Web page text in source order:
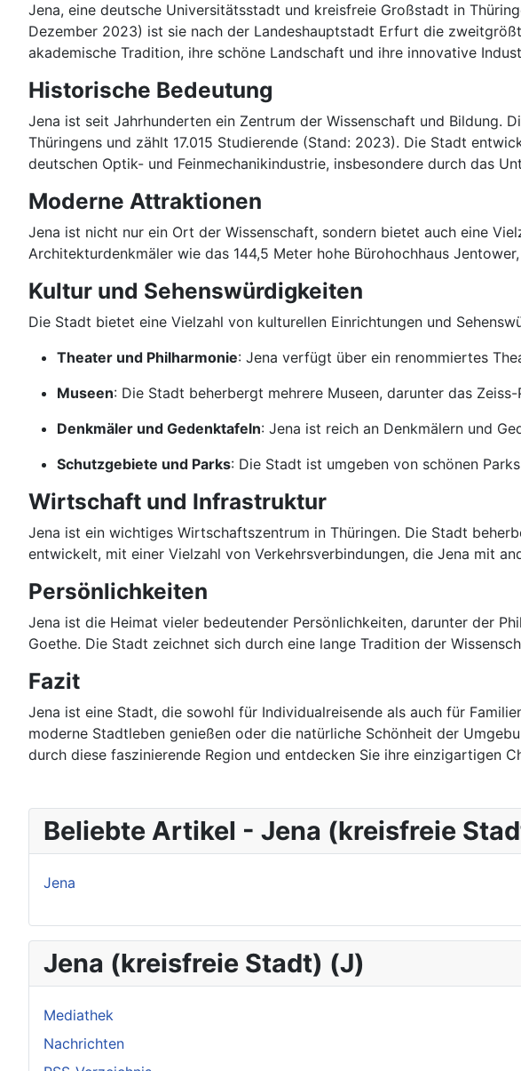
Jena, eine deutsche Universitätsstadt und kreisfreie Großstadt in
Dezember 2023) ist sie nach der Landeshauptstadt Erfurt die
akademische Tradition, ihre schöne Landschaft und ihre innovative
Historische Bedeutung
Jena ist seit Jahrhunderten ein Zentrum der Wissenschaft und Bildung.
Thüringens und zählt 17.015 Studierende (Stand: 2023). Die Stadt
deutschen Optik- und Feinmechanikindustrie, insbesondere durch das
Moderne Attraktionen
Jena ist nicht nur ein Ort der Wissenschaft, sondern bietet auch eine
Architekturdenkmäler wie das 144,5 Meter hohe Bürohochhaus
Kultur und Sehenswürdigkeiten
Die Stadt bietet eine Vielzahl von kulturellen Einrichtungen und
Theater und Philharmonie: Jena verfügt über ein renommiertes
Museen: Die Stadt beherbergt mehrere Museen, darunter das
Denkmäler und Gedenktafeln: Jena ist reich an Denkmälern und
Schutzgebiete und Parks: Die Stadt ist umgeben von schönen
Wirtschaft und Infrastruktur
Jena ist ein wichtiges Wirtschaftszentrum in Thüringen. Die Stadt
entwickelt, mit einer Vielzahl von Verkehrsverbindungen, die Jena mit
Persönlichkeiten
Jena ist die Heimat vieler bedeutender Persönlichkeiten, darunter der
Goethe. Die Stadt zeichnet sich durch eine lange Tradition der
Fazit
Jena ist eine Stadt, die sowohl für Individualreisende als auch für
moderne Stadtleben genießen oder die natürliche Schönheit der
durch diese faszinierende Region und entdecken Sie ihre einzigartigen
Beliebte Artikel - Jena (kreisfreie
Jena
Jena (kreisfreie Stadt) (J)
Mediathek
Nachrichten